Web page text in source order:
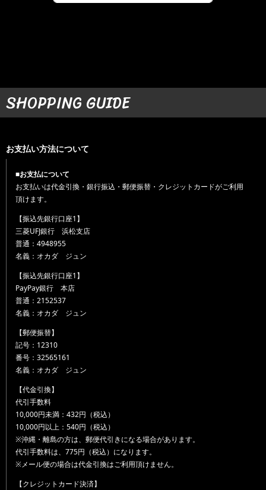
SHOPPING GUIDE
お支払い方法について
■お支払について
お支払いは代金引換・銀行振込・郵便振替・クレジットカードがご利用
頂けます。
【振込先銀行口座1】
三菱UFJ銀行 浜松支店
普通：4948955
名義：オカダ ジュン
【振込先銀行口座1】
PayPay銀行 本店
普通：2152537
名義：オカダ ジュン
【郵便振替】
記号：12310
番号：32565161
名義：オカダ ジュン
【代金引換】
代引手数料
10,000円未満：432円（税込）
10,000円以上：540円（税込）
※沖縄・離島の方は、郵便代引きになる場合があります。
代引手数料は、775円（税込）になります。
※メール便の場合は代金引換はご利用頂けません。
【クレジットカード決済】